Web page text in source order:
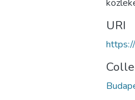
URI